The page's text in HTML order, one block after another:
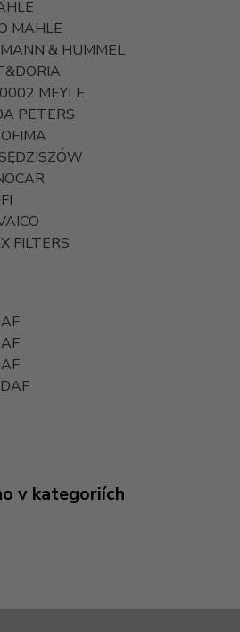
MAHLE
MANN & HUMMEL
MEYLE
PETERS
FILTERS
DAF
v kategoriích